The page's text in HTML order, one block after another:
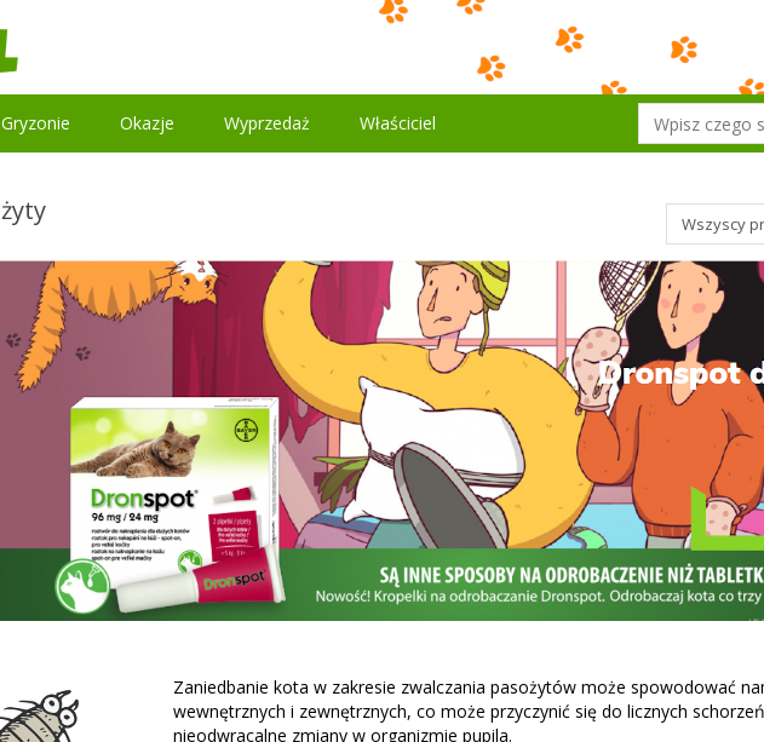
Gryzonie Okazje Wyprzedaż Właściciel
Zaniedbanie kota w zakresie zwalczania pasożytów może spowodować
wewnętrznych i zewnętrznych, co może przyczynić się do licznych
nieodwracalne zmiany w organizmie pupila.